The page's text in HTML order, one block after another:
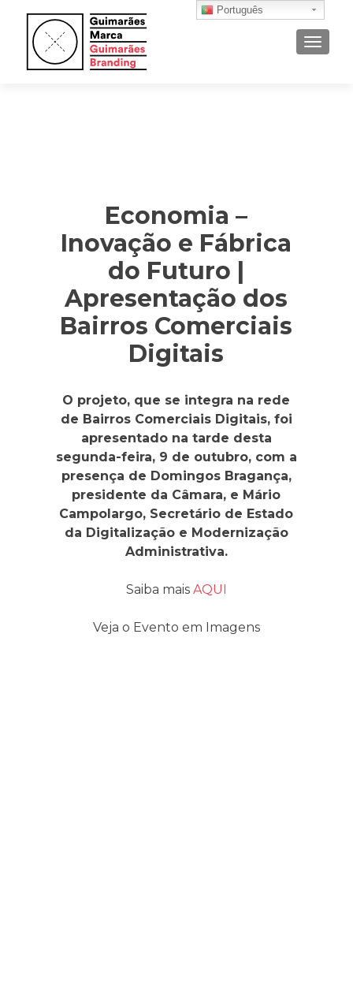
Economia –
Inovação e Fábrica
do Futuro |
Apresentação dos
Bairros Comerciais
Digitais
O projeto, que se integra na rede
de Bairros Comerciais Digitais, foi
apresentado na tarde desta
segunda-feira, 9 de outubro, com a
presença de Domingos Bragança,
presidente da Câmara, e Mário
Campolargo, Secretário de Estado
da Digitalização e Modernização
Administrativa.
Saiba mais AQUI
Veja o Evento em Imagens
Português